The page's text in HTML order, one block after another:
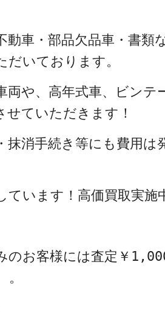
動車・部品欠品車・書類
だいております。
両や、高年式車、ビンテ
せていただきます！
抹消手続き等にも費用は
ています！高価買取実施
のお客様には査定￥